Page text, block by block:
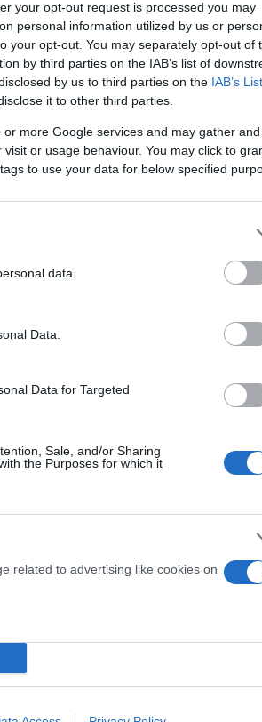
your opt-out request is processed you may
personal information utilized by us or
your opt-out. You may separately opt-out of
by third parties on the IAB’s list of
by us to third parties on the IAB’s
it to other third parties.
more Google services and may gather
or usage behaviour. You may click to
to use your data for below specified
data.
Data.
Data for Targeted
Sale, and/or Sharing
the Purposes for which it
related to advertising like cookies on
τον ύποπτο.
2011 και 2017 που είχε μια